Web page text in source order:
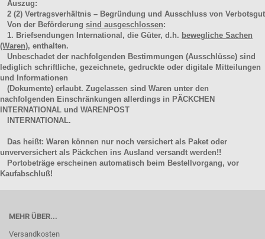
Auszug:
2 (2) Vertragsverhältnis – Begründung und Ausschluss von Verbotsgut
Von der Beförderung sind ausgeschlossen:
1. Briefsendungen International, die Güter, d.h. bewegliche Sachen
(Waren), enthalten.
Unbeschadet der nachfolgenden Bestimmungen (Ausschlüsse) sind
lediglich schriftliche, gezeichnete, gedruckte oder digitale Mitteilungen
und Informationen
(Dokumente) erlaubt. Zugelassen sind Waren unter den
nachfolgenden Einschränkungen allerdings in PÄCKCHEN
INTERNATIONAL und WARENPOST
INTERNATIONAL.
Das heißt: Waren können nur noch versichert als Paket oder
unverversichert als Päckchen ins Ausland versandt werden!!
Portobeträge erscheinen automatisch beim Bestellvorgang, vor
Kaufabschluß!
MEHR ÜBER...
Versandkosten